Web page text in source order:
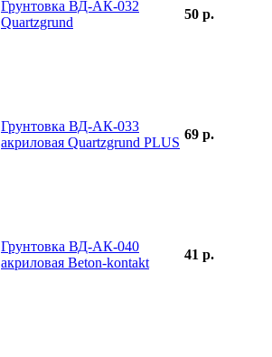
Грунтовка ВД-АК-032
Quartzgrund
50 р.
Грунтовка ВД-АК-033
акриловая Quartzgrund PLUS
69 р.
Грунтовка ВД-АК-040
акриловая Beton-kontakt
41 р.